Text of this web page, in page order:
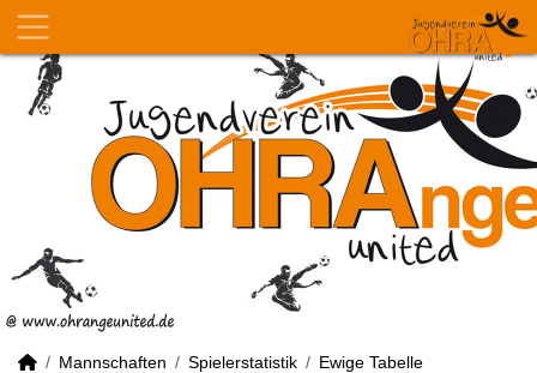
Mannschaften Spielerstatistik
Ewige Tabelle